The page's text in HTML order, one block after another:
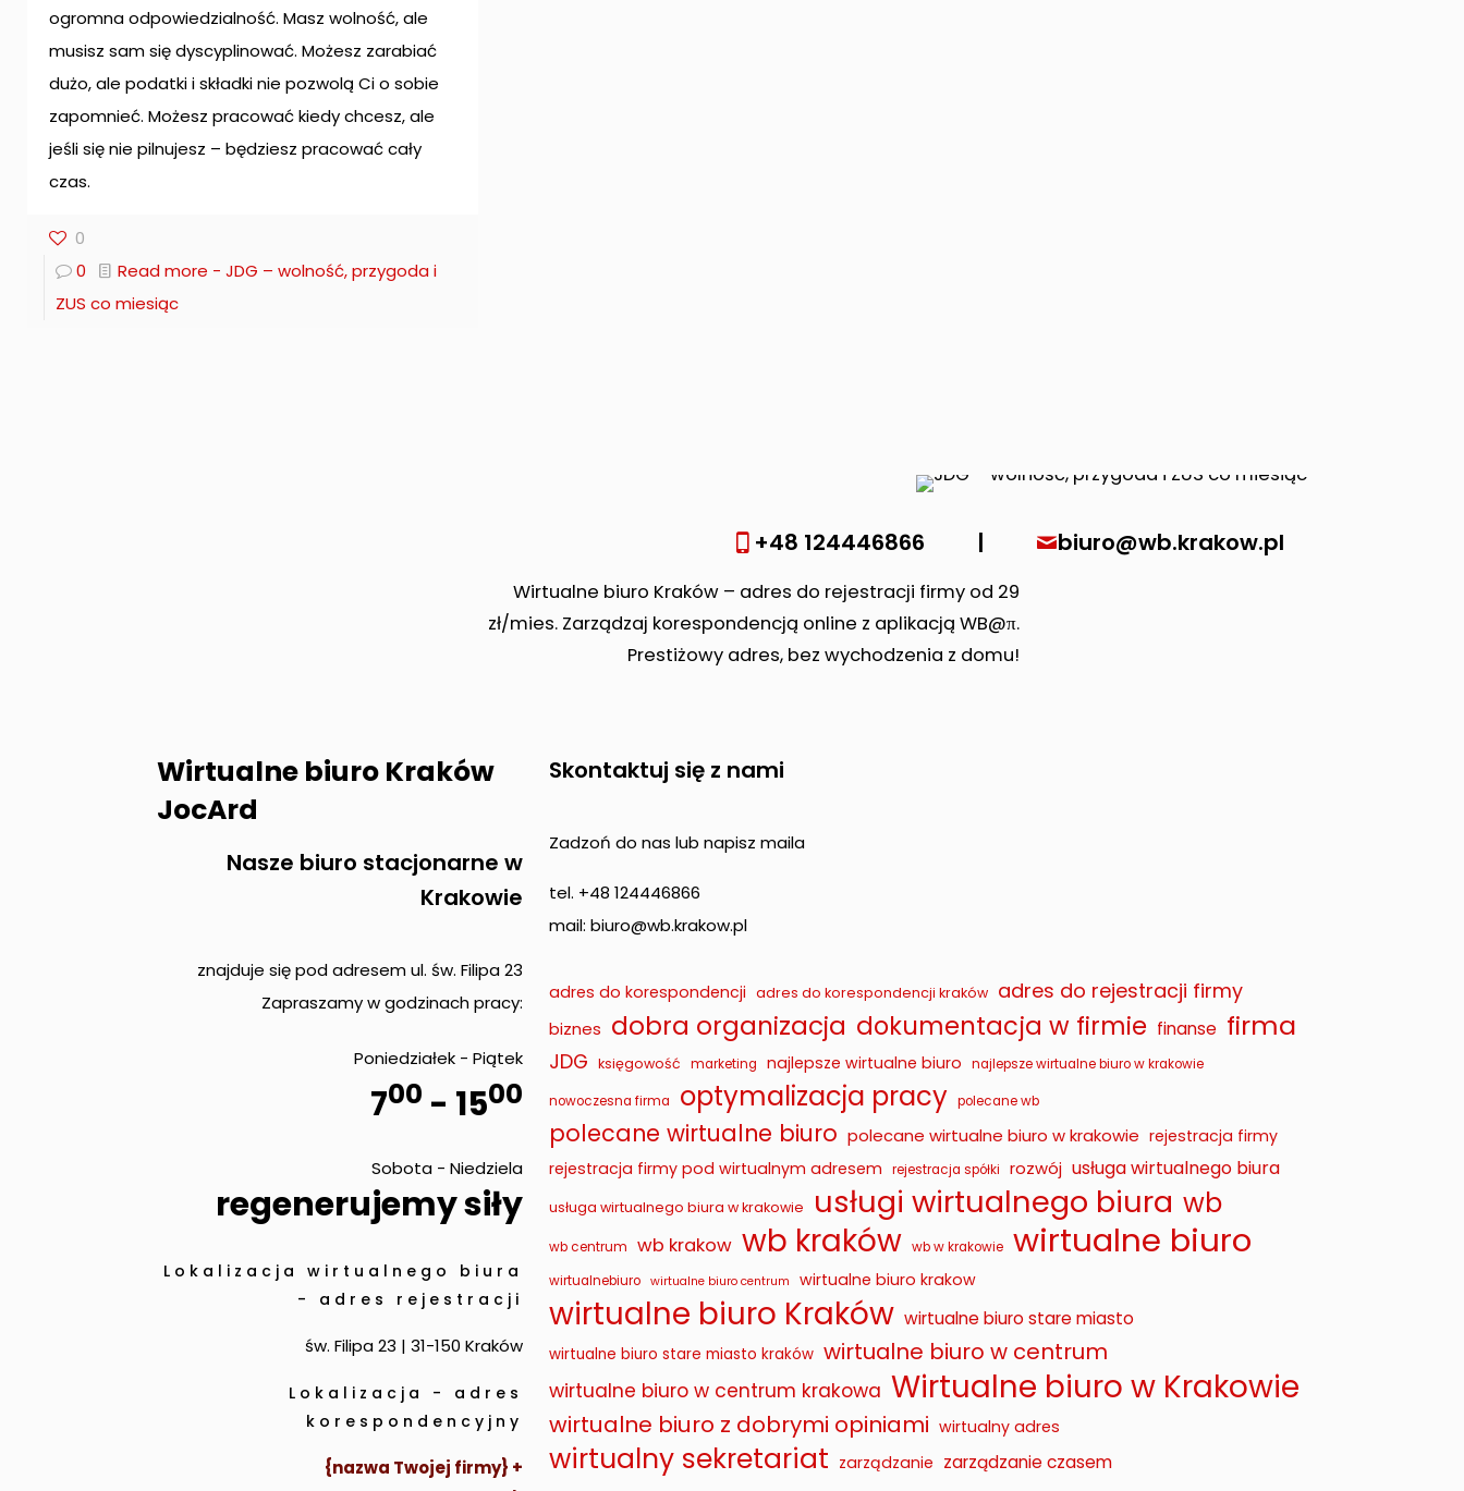
ogromna odpowiedzialność. Masz wolność, ale
musisz sam się dyscyplinować. Możesz zarabiać
dużo, ale podatki i składki nie pozwolą Ci o sobie
zapomnieć. Możesz pracować kiedy chcesz, ale
jeśli się nie pilnujesz – będziesz pracować cały
czas.
0
0
Read more - JDG – wolność, przygoda i
ZUS co miesiąc
+48 124446866 | biuro@wb.krakow.pl
Wirtualne biuro Kraków – adres do rejestracji firmy od 29
zł/mies. Zarządzaj korespondencją online z aplikacją WB@π.
Prestiżowy adres, bez wychodzenia z domu!
Wirtualne biuro Kraków
JocArd
Nasze biuro stacjonarne w
Krakowie
znajduje się pod adresem ul. św. Filipa 23
Zapraszamy w godzinach pracy:
Poniedziałek - Piątek
700 - 1500
Sobota - Niedziela
regenerujemy siły
Lokalizacja wirtualnego biura
- adres rejestracji
św. Filipa 23 | 31-150 Kraków
Lokalizacja - adres
korespondencyjny
{nazwa Twojej firmy} +
Skontaktuj się z nami
Zadzoń do nas lub napisz maila
tel. +48 124446866
mail: biuro@wb.krakow.pl
adres do korespondencji adres do korespondencji kraków adres do rejestracji firmy
biznes dobra organizacja dokumentacja w firmie finanse firma
JDG księgowość marketing najlepsze wirtualne biuro najlepsze wirtualne biuro w krakowie
nowoczesna firma optymalizacja pracy polecane wb
polecane wirtualne biuro polecane wirtualne biuro w krakowie rejestracja firmy
rejestracja firmy pod wirtualnym adresem
rejestracja spółki rozwój usługa wirtualnego biura
usługa wirtualnego biura w krakowie usługi wirtualnego biura wb
wb centrum wb krakow wb kraków wb w krakowie wirtualne biuro
wirtualnebiuro wirtualne biuro centrum wirtualne biuro krakow
wirtualne biuro Kraków wirtualne biuro stare miasto
wirtualne biuro stare miasto kraków wirtualne biuro w centrum
wirtualne biuro w centrum krakowa Wirtualne biuro w Krakowie
wirtualne biuro z dobrymi opiniami wirtualny adres
wirtualny sekretariat zarządzanie zarządzanie czasem